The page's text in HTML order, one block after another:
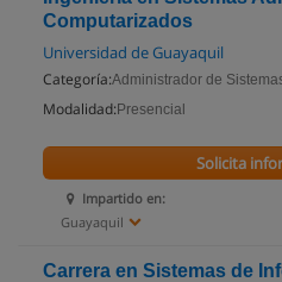
Computarizados
Universidad de Guayaquil
Categoría:Administrador de
Modalidad: Presencial
Impartido en:
Guayaquil
Solicita
Carrera en Sistemas de